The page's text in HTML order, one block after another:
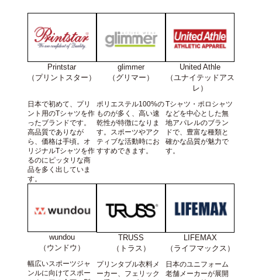
Printstar
（プリントスター）
日本で初めて、プリ
ント用のTシャツを作
ったブランドです。
高品質でありなが
ら、価格は手頃。オ
リジナルTシャツを作
るのにピッタリな商
品を多く出していま
す。
glimmer
（グリマー）
ポリエステル100%の
ものが多く、高い速
乾性が特徴になりま
す。スポーツやアク
ティブな活動時にお
すすめできます。
United Athle
（ユナイテッドアス
レ）
Tシャツ・ポロシャツ
などを中心とした無
地アパレルのブラン
ドで、豊富な種類と
確かな品質が魅力で
す。
wundou
（ウンドウ）
幅広いスポーツジャ
ンルに向けてスポー
TRUSS
（トラス）
プリンタブル衣料メ
ーカー、フェリック
LIFEMAX
（ライフマックス）
日本のユニフォーム
老舗メーカーが展開